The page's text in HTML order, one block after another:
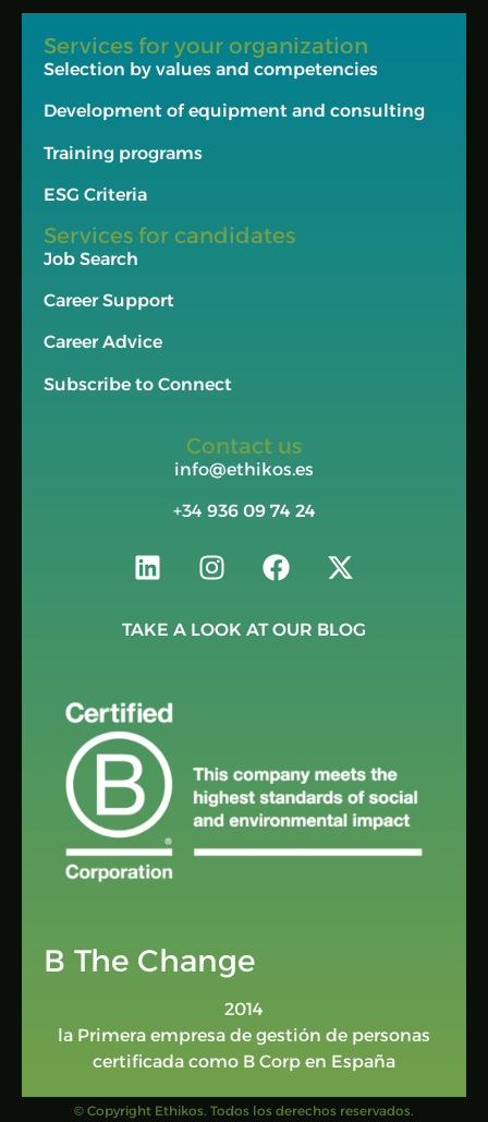
Services for your organization
Selection by values and competencies
Development of equipment and consulting
Training programs
ESG Criteria
Services for candidates
Job Search
Career Support
Career Advice
Subscribe to Connect
Contact us
info@ethikos.es
+34 936 09 74 24
TAKE A LOOK AT OUR BLOG
B The Change
2014
la Primera empresa de gestión de personas
certificada como B Corp en España
© Copyright Ethikos. Todos los derechos reservados.